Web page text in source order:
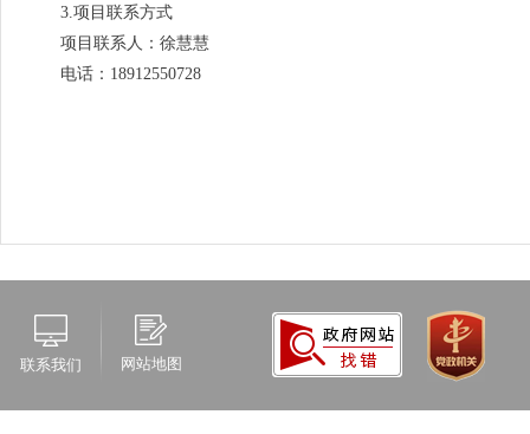
3.项目联系方式
项目联系人：徐慧慧
电话：18912550728
联系我们 网站地图